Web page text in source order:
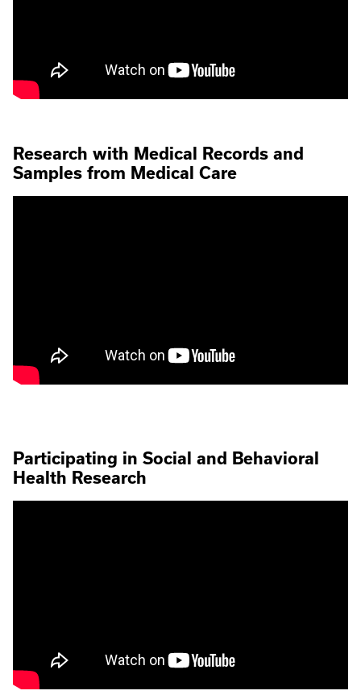
Research with Medical Records and
Samples from Medical Care
Participating in Social and Behavioral
Health Research